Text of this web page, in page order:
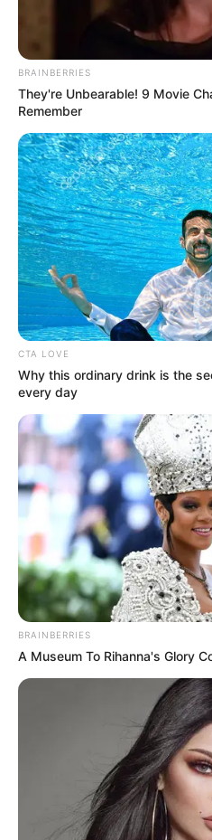
Σοβαρό τροχαίο στην
Ακολουθήστε το
News
ΤΑ ΠΙΟ
BRAINBERRIES
They're Unbearable! 9 Movie
Remember
CTA LOVE
Why this ordinary drink is the
every day
BRAINBERRIES
A Museum To Rihanna's Glory